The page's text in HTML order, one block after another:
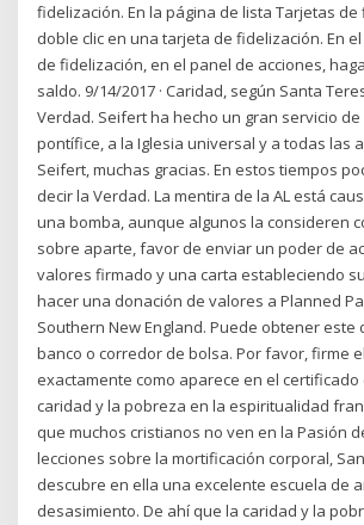
fidelización. En la página de lista Tarjetas
doble clic en una tarjeta de fidelización. En
de fidelización, en el panel de acciones,
saldo. 9/14/2017 · Caridad, según Santa
Verdad. Seifert ha hecho un gran servicio
pontífice, a la Iglesia universal y a todas las
Seifert, muchas gracias. En estos tiempos
decir la Verdad. La mentira de la AL está
una bomba, aunque algunos la consideren
sobre aparte, favor de enviar un poder de
valores firmado y una carta estableciendo
hacer una donación de valores a Planned
Southern New England. Puede obtener este
banco o corredor de bolsa. Por favor, firme
exactamente como aparece en el certificado
caridad y la pobreza en la espiritualidad
que muchos cristianos no ven en la Pasión
lecciones sobre la mortificación corporal,
descubre en ella una excelente escuela de
desasimiento. De ahí que la caridad y la